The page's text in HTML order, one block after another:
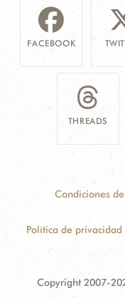
FACEBOOK
THREADS
Condiciones
Política de
Copyright 2007-